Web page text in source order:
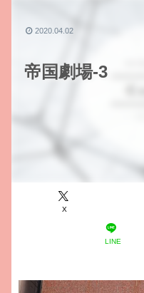
帝国劇場-3
X
LINE
2020.04.02